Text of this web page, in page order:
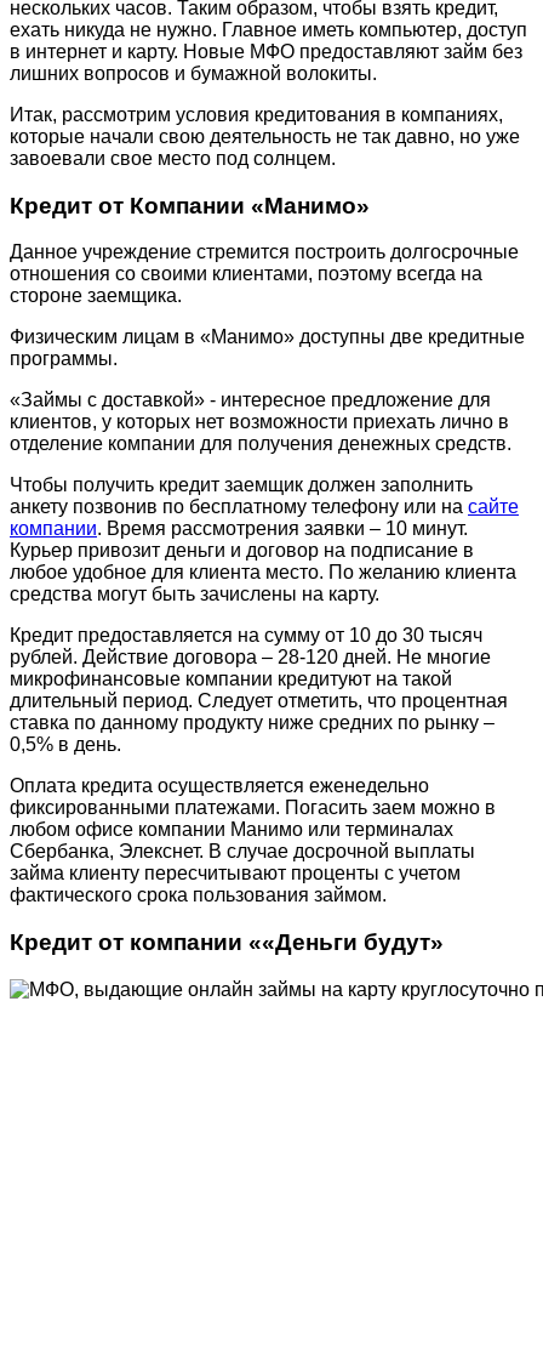
нескольких часов. Таким образом, чтобы взять кредит,
ехать никуда не нужно. Главное иметь компьютер, доступ
в интернет и карту. Новые МФО предоставляют займ без
лишних вопросов и бумажной волокиты.
Итак, рассмотрим условия кредитования в компаниях,
которые начали свою деятельность не так давно, но уже
завоевали свое место под солнцем.
Кредит от Компании «Манимо»
Данное учреждение стремится построить долгосрочные
отношения со своими клиентами, поэтому всегда на
стороне заемщика.
Физическим лицам в «Манимо» доступны две кредитные
программы.
«Займы с доставкой» - интересное предложение для
клиентов, у которых нет возможности приехать лично в
отделение компании для получения денежных средств.
Чтобы получить кредит заемщик должен заполнить
анкету позвонив по бесплатному телефону или на сайте
компании. Время рассмотрения заявки – 10 минут.
Курьер привозит деньги и договор на подписание в
любое удобное для клиента место. По желанию клиента
средства могут быть зачислены на карту.
Кредит предоставляется на сумму от 10 до 30 тысяч
рублей. Действие договора – 28-120 дней. Не многие
микрофинансовые компании кредитуют на такой
длительный период. Следует отметить, что процентная
ставка по данному продукту ниже средних по рынку –
0,5% в день.
Оплата кредита осуществляется еженедельно
фиксированными платежами. Погасить заем можно в
любом офисе компании Манимо или терминалах
Сбербанка, Элекснет. В случае досрочной выплаты
займа клиенту пересчитывают проценты с учетом
фактического срока пользования займом.
Кредит от компании ««Деньги будут»